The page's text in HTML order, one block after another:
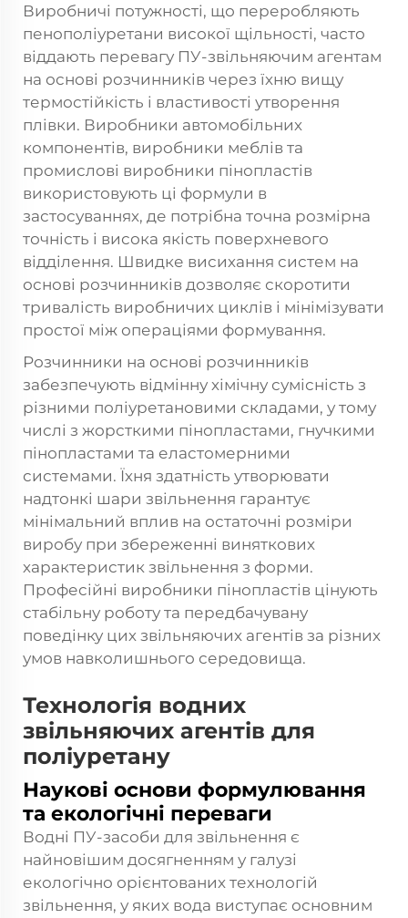
Виробничі потужності, що переробляють
пенополіуретани високої щільності, часто
віддають перевагу ПУ-звільняючим агентам
на основі розчинників через їхню вищу
термостійкість і властивості утворення
плівки. Виробники автомобільних
компонентів, виробники меблів та
промислові виробники пінопластів
використовують ці формули в
застосуваннях, де потрібна точна розмірна
точність і висока якість поверхневого
відділення. Швидке висихання систем на
основі розчинників дозволяє скоротити
тривалість виробничих циклів і мінімізувати
простої між операціями формування.
Розчинники на основі розчинників
забезпечують відмінну хімічну сумісність з
різними поліуретановими складами, у тому
числі з жорсткими пінопластами, гнучкими
пінопластами та еластомерними
системами. Їхня здатність утворювати
надтонкі шари звільнення гарантує
мінімальний вплив на остаточні розміри
виробу при збереженні виняткових
характеристик звільнення з форми.
Професійні виробники пінопластів цінують
стабільну роботу та передбачувану
поведінку цих звільняючих агентів за різних
умов навколишнього середовища.
Технологія водних
звільняючих агентів для
поліуретану
Наукові основи формулювання
та екологічні переваги
Водні ПУ-засоби для звільнення є
найновішим досягненням у галузі
екологічно орієнтованих технологій
звільнення, у яких вода виступає основним